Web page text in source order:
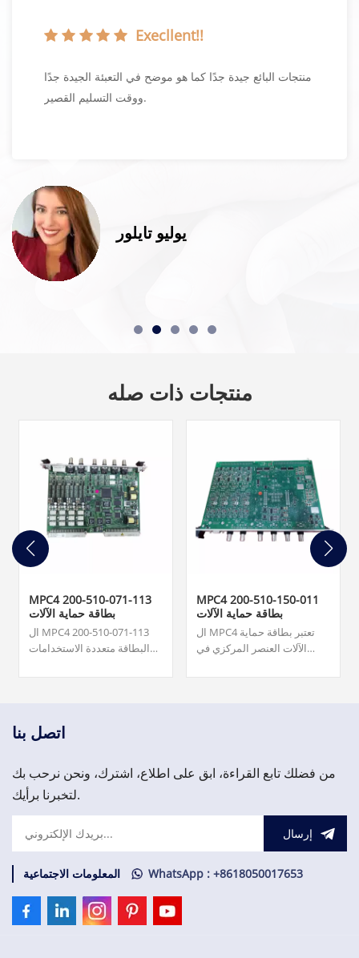
Execllent!!
منتجات البائع جيدة جدًا كما هو موضح في التعبئة الجيدة جدًا
ووقت التسليم القصير.
يوليو تايلور
منتجات ذات صله
MPC4 200-510-071-113
بطاقة حماية الآلات
ال MPC4 200-510-071-113
البطاقة متعددة الاستخدامات
يصل إلى أربعة مدخلات إشارة
7,500.00 دولار.نوعية ممتازة
وسعر مناسب، مرحبا بكم في
MPC4 200-510-150-011
بطاقة حماية الآلات
ال MPC4 تعتبر بطاقة حماية
الآلات العنصر المركزي في
البطاقة متعددة الاستخدامات
اتصل بنا
من فضلك تابع القراءة، ابق على اطلاع، اشترك، ونحن نرحب بك
لتخبرنا برأيك.
إرسال
المعلومات الاجتماعية WhatsApp : +8618050017653